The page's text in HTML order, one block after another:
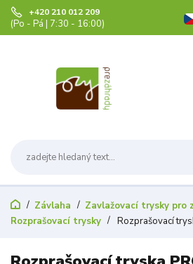
+420 210 012 209
(Po - Pá | 7:30 - 16:00)
Závlaha
Zavlažovací trysky pro
Rozprašovací trysky
Rozprašovací